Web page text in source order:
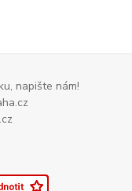
napište nám!